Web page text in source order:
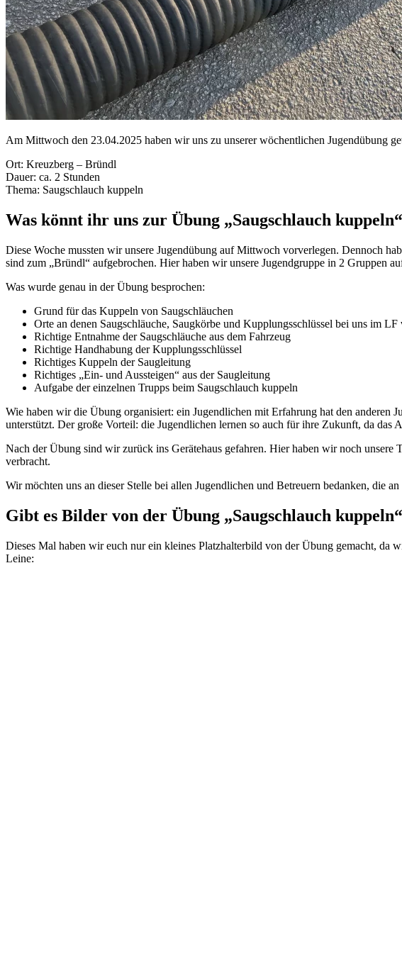
Am Mittwoch den 23.04.2025 haben wir uns zu unserer wöchentlichen Jugendübung
Ort: Kreuzberg – Bründl
Dauer: ca. 2 Stunden
Thema: Saugschlauch kuppeln
Was könnt ihr uns zur Übung „Saugschlauch
Diese Woche mussten wir unsere Jugendübung auf Mittwoch vorverlegen. Dennoch
sind zum „Bründl“ aufgebrochen. Hier haben wir unsere Jugendgruppe in 2 Gruppen
Was wurde genau in der Übung besprochen:
Grund für das Kuppeln von Saugschläuchen
Orte an denen Saugschläuche, Saugkörbe und Kupplungsschlüssel bei uns im LF
Richtige Entnahme der Saugschläuche aus dem Fahrzeug
Richtige Handhabung der Kupplungsschlüssel
Richtiges Kuppeln der Saugleitung
Richtiges „Ein- und Aussteigen“ aus der Saugleitung
Aufgabe der einzelnen Trupps beim Saugschlauch kuppeln
Wie haben wir die Übung organisiert: ein Jugendlichen mit Erfahrung hat den anderen
unterstützt. Der große Vorteil: die Jugendlichen lernen so auch für ihre Zukunft, da das
Nach der Übung sind wir zurück ins Gerätehaus gefahren. Hier haben wir noch
verbracht.
Wir möchten uns an dieser Stelle bei allen Jugendlichen und Betreuern bedanken, die
Gibt es Bilder von der Übung „Saugschlauch
Dieses Mal haben wir euch nur ein kleines Platzhalterbild von der Übung gemacht,
Leine: